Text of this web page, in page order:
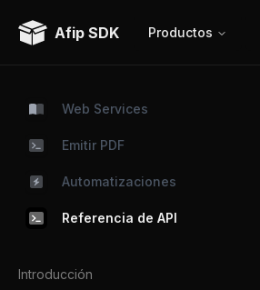
Afip SDK Productos
Web Services
Emitir PDF
Automatizaciones
Referencia de API
Introducción